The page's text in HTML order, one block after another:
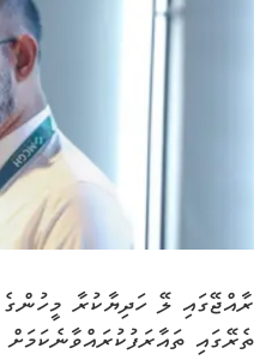
ރާއްޖޭގައި ލޭ ހަދިޔާކުރާ
ތެރޭގައި